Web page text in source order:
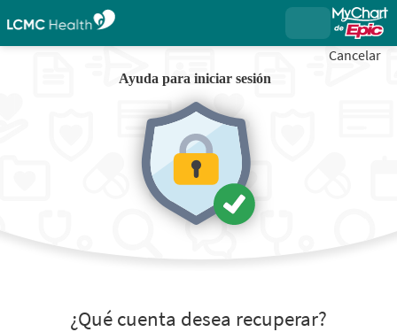
Ayuda para iniciar sesión
Cancelar
¿Qué cuenta desea recuperar?